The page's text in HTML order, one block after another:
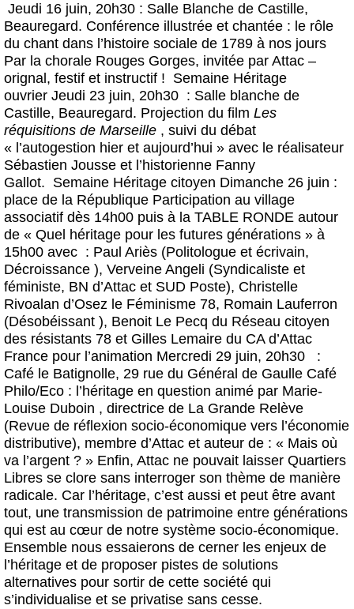
Jeudi 16 juin, 20h30 : Salle Blanche de Castille,
Beauregard. Conférence illustrée et chantée : le rôle
du chant dans l’histoire sociale de 1789 à nos jours
Par la chorale Rouges Gorges, invitée par Attac –
orignal, festif et instructif ! Semaine Héritage
ouvrier Jeudi 23 juin, 20h30 : Salle blanche de
Castille, Beauregard. Projection du film Les
réquisitions de Marseille , suivi du débat
« l’autogestion hier et aujourd’hui » avec le réalisateur
Sébastien Jousse et l’historienne Fanny
Gallot. Semaine Héritage citoyen Dimanche 26 juin :
place de la République Participation au village
associatif dès 14h00 puis à la TABLE RONDE autour
de « Quel héritage pour les futures générations » à
15h00 avec : Paul Ariès (Politologue et écrivain,
Décroissance ), Verveine Angeli (Syndicaliste et
féministe, BN d’Attac et SUD Poste), Christelle
Rivoalan d’Osez le Féminisme 78, Romain Lauferron
(Désobéissant ), Benoit Le Pecq du Réseau citoyen
des résistants 78 et Gilles Lemaire du CA d’Attac
France pour l’animation Mercredi 29 juin, 20h30
:
Café le Batignolle, 29 rue du Général de Gaulle Café
Philo/Eco : l’héritage en question animé par Marie-
Louise Duboin , directrice de La Grande Relève
(Revue de réflexion socio-économique vers l’économie
distributive), membre d’Attac et auteur de : « Mais où
va l’argent ? » Enfin, Attac ne pouvait laisser Quartiers
Libres se clore sans interroger son thème de manière
radicale. Car l’héritage, c’est aussi et peut être avant
tout, une transmission de patrimoine entre générations
qui est au cœur de notre système socio-économique.
Ensemble nous essaierons de cerner les enjeux de
l’héritage et de proposer pistes de solutions
alternatives pour sortir de cette société qui
s’individualise et se privatise sans cesse.